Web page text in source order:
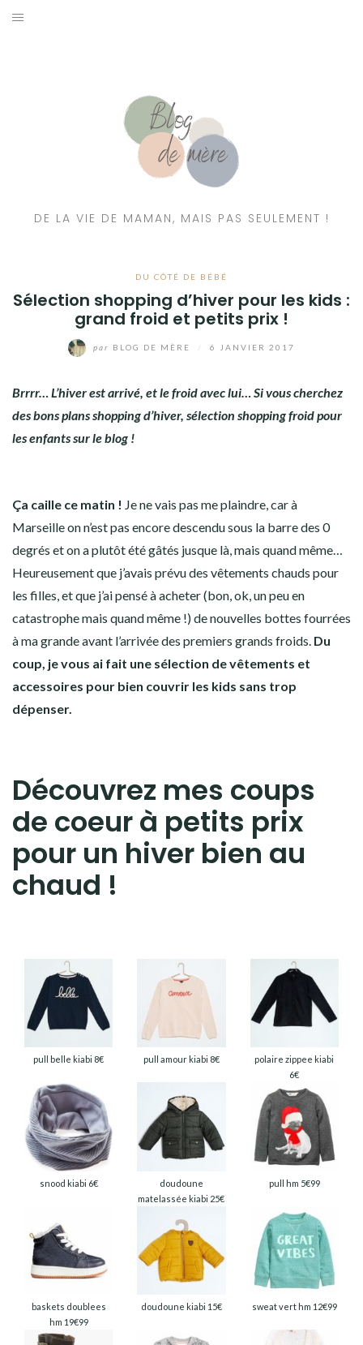
DE LA VIE DE MAMAN, MAIS PAS SEULEMENT !
DU CÔTÉ DE BÉBÉ
Sélection shopping d’hiver pour les kids :
grand froid et petits prix !
par BLOG DE MÈRE 6 JANVIER 2017
Brrrr… L’hiver est arrivé, et le froid avec lui… Si vous cherchez
des bons plans shopping d’hiver, sélection shopping froid pour
les enfants sur le blog !
Ça caille ce matin ! Je ne vais pas me plaindre, car à
Marseille on n’est pas encore descendu sous la barre des 0
degrés et on a plutôt été gâtés jusque là, mais quand même…
Heureusement que j’avais prévu des vêtements chauds pour
les filles, et que j’ai pensé à acheter (bon, ok, un peu en
catastrophe mais quand même !) de nouvelles bottes fourrées
à ma grande avant l’arrivée des premiers grands froids. Du
coup, je vous ai fait une sélection de vêtements et
accessoires pour bien couvrir les kids sans trop
dépenser.
Découvrez mes coups
de coeur à petits prix
pour un hiver bien au
chaud !
pull belle kiabi 8€ pull amour kiabi 8€
polaire zippee kiabi
6€
snood kiabi 6€
doudoune
matelassée kiabi 25€
pull hm 5€99
baskets doublees
hm 19€99
doudoune kiabi 15€ sweat vert hm 12€99
RESSOURCES NUTRITION & PARENTALITÉ